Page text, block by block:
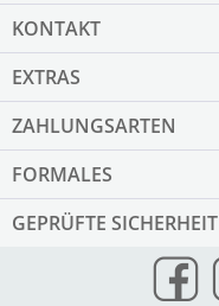
KONTAKT
EXTRAS
ZAHLUNGSARTEN
FORMALES
GEPRÜFTE SICHERHEIT